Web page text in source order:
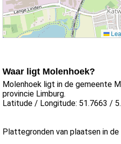
Waar ligt Molenhoek?
Molenhoek ligt in de gemeente
provincie Limburg.
Latitude / Longitude: 51.7663 /
Plattegronden van plaatsen in